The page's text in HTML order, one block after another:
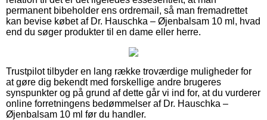
permanent bibeholder ens ordremail, så man fremadrettet
kan bevise købet af Dr. Hauschka – Øjenbalsam 10 ml, hvad
end du søger produkter til en dame eller herre.
Trustpilot tilbyder en lang række troværdige muligheder for
at gøre dig bekendt med forskellige andre brugeres
synspunkter og på grund af dette går vi ind for, at du vurderer
online forretningens bedømmelser af Dr. Hauschka –
Øjenbalsam 10 ml før du handler.